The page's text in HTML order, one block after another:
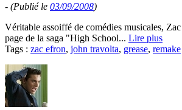
- (Publié le 03/09/2008)
Véritable assoiffé de comédies musicales,
page de la saga "High School... Lire plus
Tags : zac efron, john travolta, grease, remake